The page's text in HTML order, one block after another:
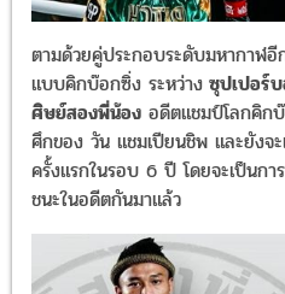
ตามด้วยคู่ประกอบระดับมหากาฬอี
แบบคิกบ๊อกซิ่ง ระหว่าง ซุปเปอร์
ศิษย์สองพี่น้อง อดีตแชมป์โลกคิก
ศึกของ วัน แชมเปียนชิพ และยังจะ
ครั้งแรกในรอบ 6 ปี โดยจะเป็นก
ชนะในอดีตกันมาแล้ว